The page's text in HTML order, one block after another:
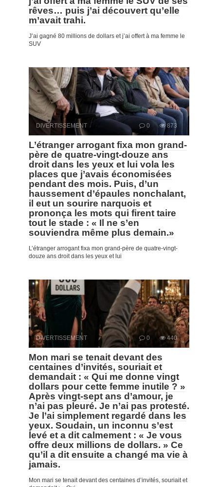
rêves… puis j’ai découvert qu’elle
m’avait trahi.
J’ai gagné 80 millions de dollars et j’ai offert à ma femme le
SUV
DIVERTISSEMENT 0 873
L’étranger arrogant fixa mon grand-
père de quatre-vingt-douze ans
droit dans les yeux et lui vola les
places que j’avais économisées
pendant des mois. Puis, d’un
haussement d’épaules nonchalant,
il eut un sourire narquois et
prononça les mots qui firent taire
tout le stade : « Il ne s’en
souviendra même plus demain.»
L’étranger arrogant fixa mon grand-père de quatre-vingt-
douze ans droit dans les yeux et lui
DIVERTISSEMENT 0 440
Mon mari se tenait devant des
centaines d’invités, souriait et
demandait : « Qui me donne vingt
dollars pour cette femme inutile ? »
Après vingt-sept ans d’amour, je
n’ai pas pleuré. Je n’ai pas protesté.
Je l’ai simplement regardé dans les
yeux. Soudain, un inconnu s’est
levé et a dit calmement : « Je vous
offre deux millions de dollars. » Ce
qu’il a dit ensuite a changé ma vie à
jamais.
Mon mari se tenait devant des centaines d’invités, souriait et